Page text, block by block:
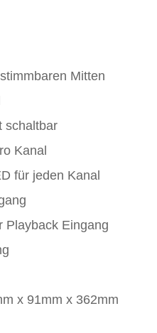
Mitten
schaltbar
Kanal
für jeden Kanal
Playback Eingang
x 91mm x 362mm